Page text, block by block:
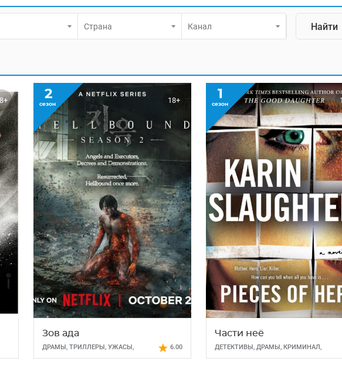
Страна Канал
2
сезон 18+
Зов ада
ДРАМЫ,ТРИЛЛЕРЫ,УЖАСЫ,
ФЭНТЕЗИ
6.00
1
сезон
Части неё
ДЕТЕКТИВЫ , ДРАМЫ , КРИМИНАЛ,
ТРИЛЛЕРЫ